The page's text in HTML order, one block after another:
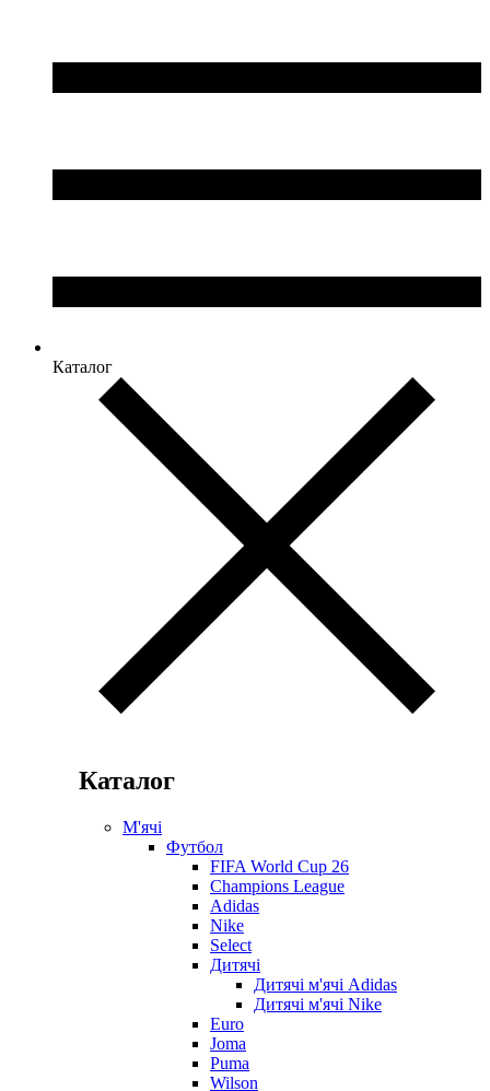
Каталог
Каталог
М'ячі
Футбол
FIFA World Cup 26
Champions League
Adidas
Nike
Select
Дитячі
Дитячі м'ячі Adidas
Дитячі м'ячі Nike
Euro
Joma
Puma
Wilson